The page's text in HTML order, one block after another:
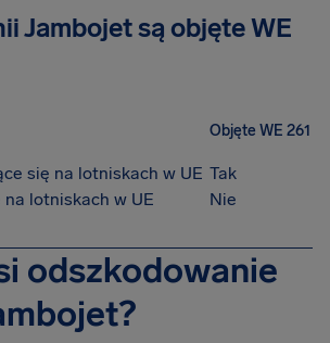
Jambojet są objęte WE
Objęte WE 261
się na lotniskach w UE Tak
lotniskach w UE
Nie
odszkodowanie